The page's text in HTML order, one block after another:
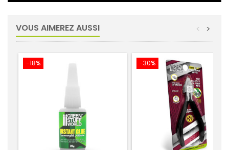
VOUS AIMEREZ AUSSI >
<
-18% -30%